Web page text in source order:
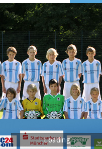
Loading...